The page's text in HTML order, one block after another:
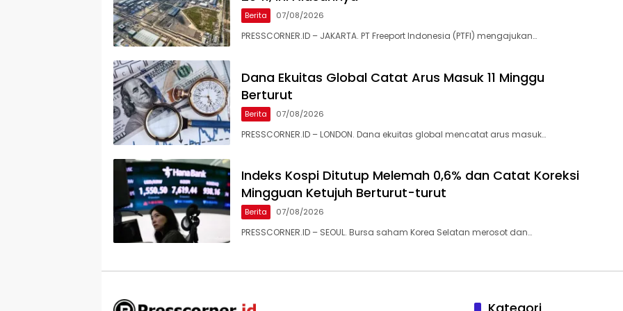
Berita 07/08/2026
PRESSCORNER.ID – JAKARTA. PT Freeport Indonesia (PTFI) mengajukan…
Dana Ekuitas Global Catat Arus Masuk 11 Minggu
Berturut
Berita 07/08/2026
PRESSCORNER.ID – LONDON. Dana ekuitas global mencatat arus masuk…
Indeks Kospi Ditutup Melemah 0,6% dan Catat Koreksi
Mingguan Ketujuh Berturut-turut
Berita 07/08/2026
PRESSCORNER.ID – SEOUL. Bursa saham Korea Selatan merosot dan…